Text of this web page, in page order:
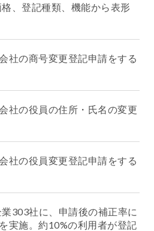
格、登記種類、機能から表形
社の商号変更登記申請をする
社の役員の住所・氏名の変更
社の役員変更登記申請をする
303社に、申請後の補正率に
実施。約10%の利用者が登記